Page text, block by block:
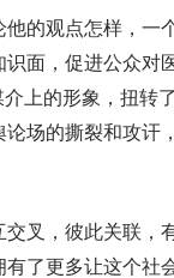
观点怎样，一
面，促进公众对
上的形象，扭转
场的撕裂和攻讦
，彼此关联，
了更多让这个社